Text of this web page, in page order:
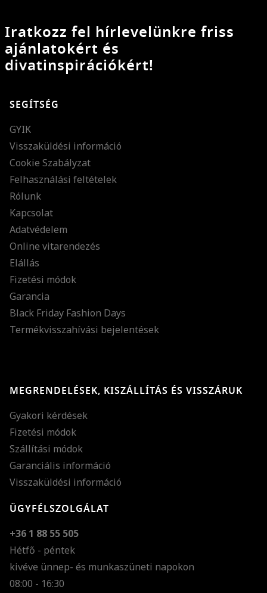
Iratkozz fel hírlevelünkre friss
ajánlatokért és
divatinspirációkért!
SEGÍTSÉG
GYIK
Visszaküldési információ
Cookie Szabályzat
Felhasználási feltételek
Rólunk
Kapcsolat
Adatvédelem
Online vitarendezés
Elállás
Fizetési módok
Garancia
Black Friday Fashion Days
Termékvisszahívási bejelentések
MEGRENDELÉSEK, KISZÁLLÍTÁS ÉS VISSZÁRUK
Gyakori kérdések
Fizetési módok
Szállítási módok
Garanciális információ
Visszaküldési információ
ÜGYFÉLSZOLGÁLAT
+36 1 88 55 505
Hétfő - péntek
kivéve ünnep- és munkaszüneti napokon
08:00 - 16:30